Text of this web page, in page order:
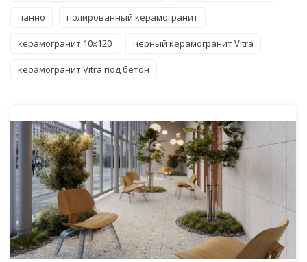
панно полированный керамогранит
керамогранит 10x120 черный керамогранит Vitra
керамогранит Vitra под бетон